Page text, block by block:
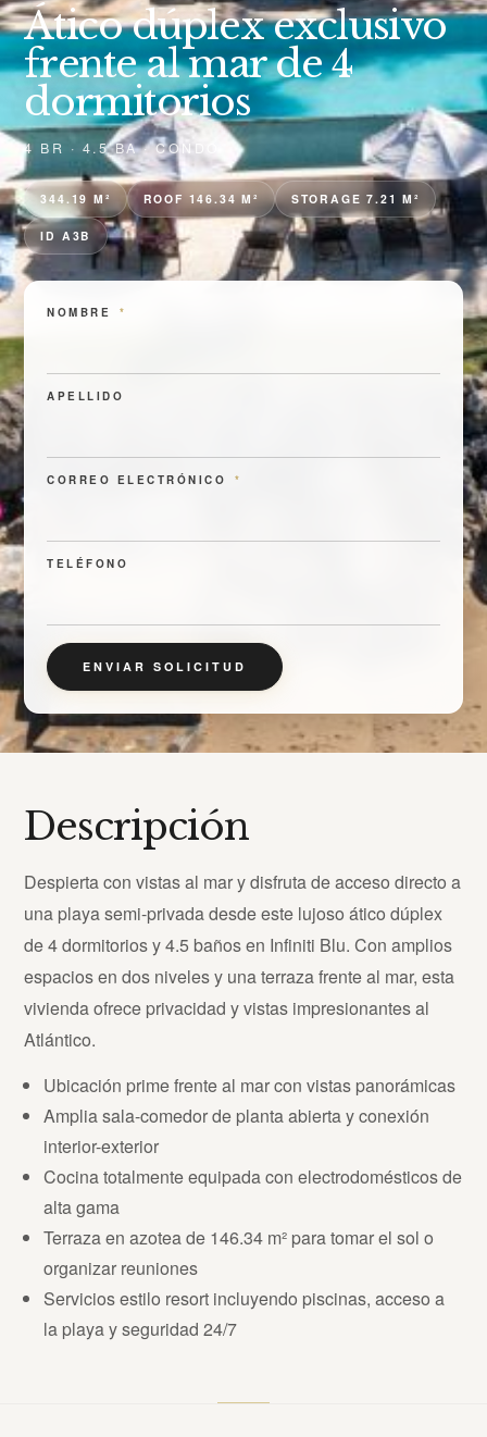
Ático dúplex exclusivo
frente al mar de 4
dormitorios
4 BR · 4.5 BA · CONDO
344.19 M² ROOF 146.34 M² STORAGE 7.21 M²
ID A3B
NOMBRE *
APELLIDO
CORREO ELECTRÓNICO *
TELÉFONO
ENVIAR SOLICITUD
Descripción
Despierta con vistas al mar y disfruta de acceso directo a
una playa semi-privada desde este lujoso ático dúplex
de 4 dormitorios y 4.5 baños en Infiniti Blu. Con amplios
espacios en dos niveles y una terraza frente al mar, esta
vivienda ofrece privacidad y vistas impresionantes al
Atlántico.
Ubicación prime frente al mar con vistas panorámicas
Amplia sala-comedor de planta abierta y conexión
interior-exterior
Cocina totalmente equipada con electrodomésticos de
alta gama
Terraza en azotea de 146.34 m² para tomar el sol o
organizar reuniones
Servicios estilo resort incluyendo piscinas, acceso a
la playa y seguridad 24/7